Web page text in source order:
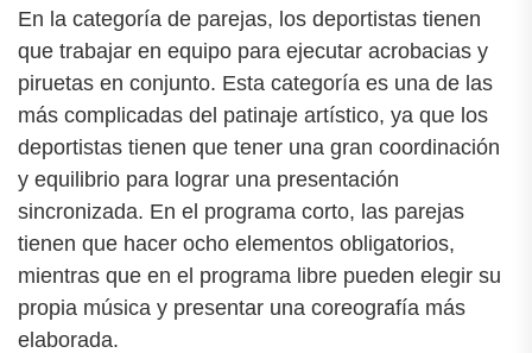
En la categoría de parejas, los deportistas tienen
que trabajar en equipo para ejecutar acrobacias y
piruetas en conjunto. Esta categoría es una de las
más complicadas del patinaje artístico, ya que los
deportistas tienen que tener una gran coordinación
y equilibrio para lograr una presentación
sincronizada. En el programa corto, las parejas
tienen que hacer ocho elementos obligatorios,
mientras que en el programa libre pueden elegir su
propia música y presentar una coreografía más
elaborada.